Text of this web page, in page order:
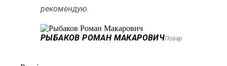
рекомендую.
РЫБАКОВ РОМАН МАКАРОВИЧПовар